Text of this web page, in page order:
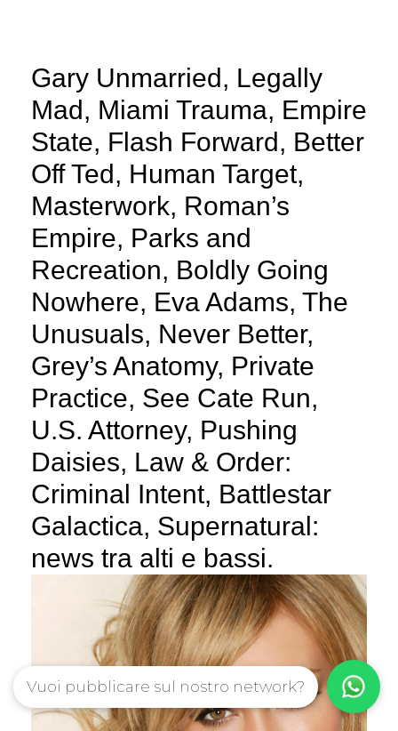
Gary Unmarried, Legally
Mad, Miami Trauma, Empire
State, Flash Forward, Better
Off Ted, Human Target,
Masterwork, Roman’s
Empire, Parks and
Recreation, Boldly Going
Nowhere, Eva Adams, The
Unusuals, Never Better,
Grey’s Anatomy, Private
Practice, See Cate Run,
U.S. Attorney, Pushing
Daisies, Law & Order:
Criminal Intent, Battlestar
Galactica, Supernatural:
news tra alti e bassi.
Vuoi pubblicare sul nostro network?